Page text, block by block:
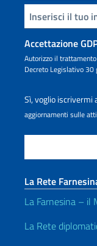
Inserisci la tua email
Accettazione
Autorizzo il
Decreto Legislativo
Sì, voglio iscrivermi
aggiornamenti sulle
La Rete
La Farnesina – il
La Rete